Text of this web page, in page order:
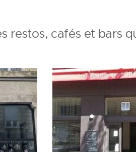
restos, cafés et bars